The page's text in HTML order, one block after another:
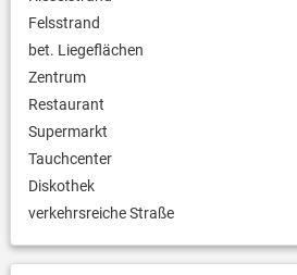
Felsstrand
bet. Liegeflächen
Zentrum
Restaurant
Supermarkt
Tauchcenter
Diskothek
verkehrsreiche Straße